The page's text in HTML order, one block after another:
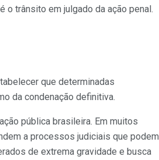
trânsito em julgado da ação penal.
que determinadas
da condenação definitiva.
pública brasileira. Em muitos
a processos judiciais que podem
de extrema gravidade e busca